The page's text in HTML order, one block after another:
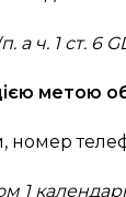
а ч. 1 ст. 6
метою
номер
1